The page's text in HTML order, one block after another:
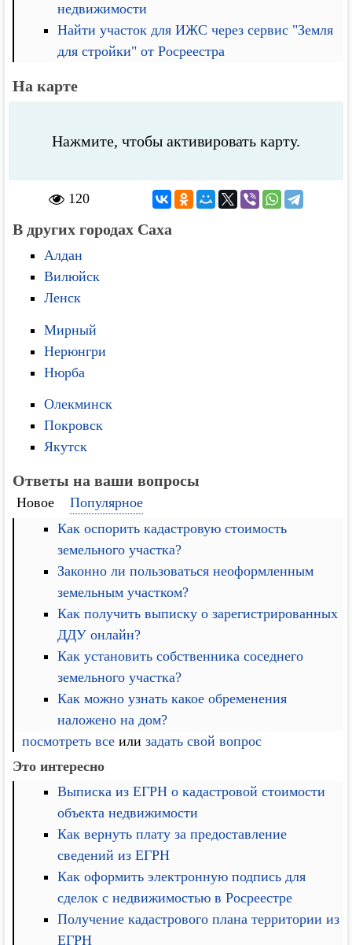
недвижимости
Найти участок для ИЖС через сервис "Земля
для стройки" от Росреестра
На карте
Нажмите, чтобы активировать карту.
120
В других городах Саха
Алдан
Вилюйск
Ленск
Мирный
Нерюнгри
Нюрба
Олекминск
Покровск
Якутск
Ответы на ваши вопросы
Новое
Популярное
Как оспорить кадастровую стоимость
земельного участка?
Законно ли пользоваться неоформленным
земельным участком?
Как получить выписку о зарегистрированных
ДДУ онлайн?
Как установить собственника соседнего
земельного участка?
Как можно узнать какое обременения
наложено на дом?
посмотреть все илизадать свой вопрос
Это интересно
Выписка из ЕГРН о кадастровой стоимости
объекта недвижимости
Как вернуть плату за предоставление
сведений из ЕГРН
Как оформить электронную подпись для
сделок с недвижимостью в Росреестре
Получение кадастрового плана территории из
ЕГРН